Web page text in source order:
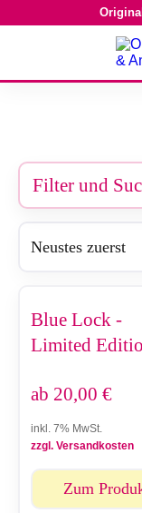
Inhalt
Filter und
Blue Lock -
Limited
ab 20,00 €
inkl. 7% MwSt.
zzgl. Versandkosten
Zum